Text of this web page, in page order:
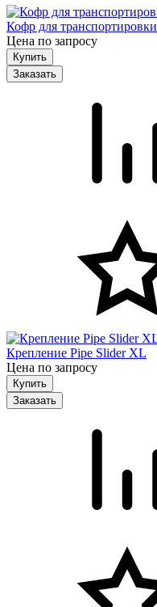
Кофр для транспортировки
Цена по запросу
Заказать
Крепление Pipe Slider XL
Цена по запросу
Заказать